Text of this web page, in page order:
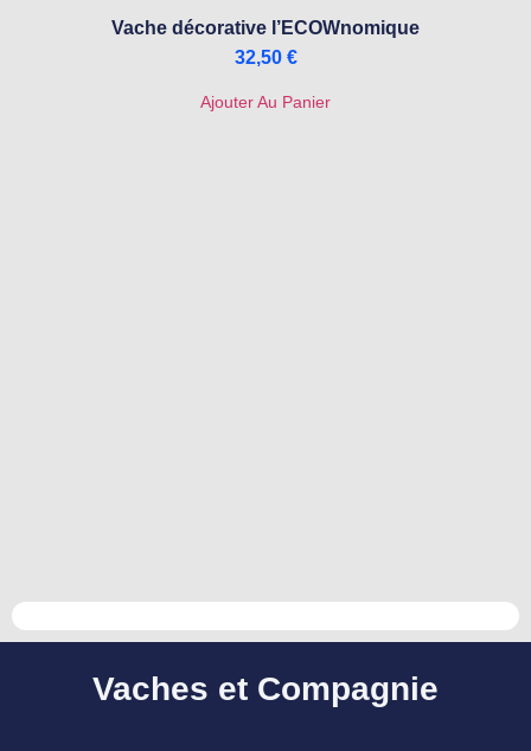
Vache décorative l’ECOWnomique
32,50 €
Ajouter Au Panier
Vaches et Compagnie